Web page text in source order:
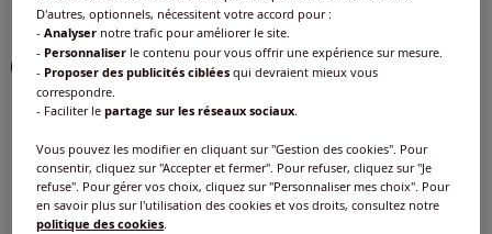
Couleur :gris-rose
Taille :
Veuillez sélectionner une taille
40 -En stock
Guide des tailles
D'autres, optionnels, nécessitent votre accord pour :
-Analyser notre trafic pour améliorer le site.
- Personnaliser le contenu pour vous offrir une expérience sur mesure.
- Proposer des publicités ciblées qui devraient mieux vous
correspondre.
- Faciliter lepartage sur les réseaux sociaux
Vous pouvez les modifier en cliquant sur "Gestion des cookies". Pour
consentir, cliquez sur "Accepter et fermer". Pour refuser, cliquez sur "Je
refuse". Pour gérer vos choix, cliquez sur "Personnaliser mes choix". Pour
en savoir plus sur l'utilisation des cookies et vos droits, consultez notre
politique des cookies